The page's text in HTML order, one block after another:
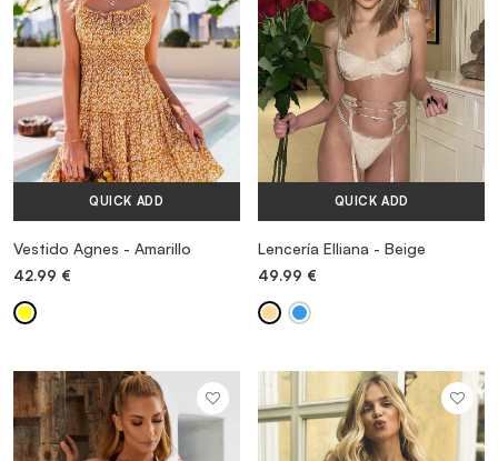
VESTIDOS
TRAJES DE BAÑO
ZAPATOS
ACCESORIOS
QUICK ADD
Vestido Agnes - Amarillo
42.99 €
QUICK ADD
Lencería Elliana - Beige
49.99 €